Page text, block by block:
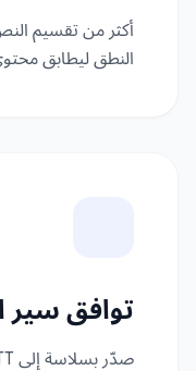
أكثر من تقسيم
النطق ليطابق
توافق سير